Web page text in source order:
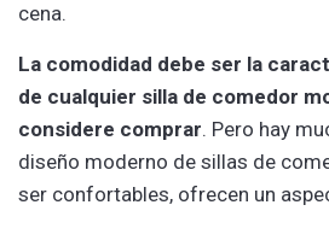
cena.
La comodidad debe ser la
de cualquier silla de comedor
considere comprar. Pero hay
diseño moderno de sillas de
ser confortables, ofrecen un